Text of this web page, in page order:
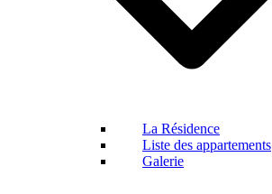
La Résidence
Liste des appartements
Galerie